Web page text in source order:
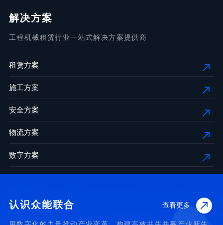
解决方案
工程机械租赁行业一站式解决方案提供商
租赁方案
施工方案
安全方案
物流方案
数字方案
认识众能联合 查看更多